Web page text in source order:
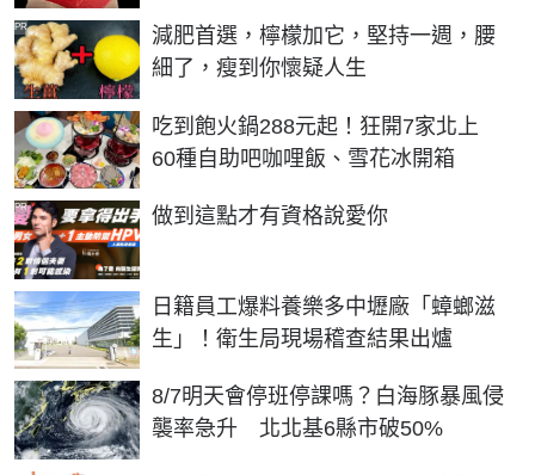
減肥首選，檸檬加它，堅持一週，腰
細了，瘦到你懷疑人生
PR
吃到飽火鍋288元起！狂開7家北上
60種自助吧咖哩飯、雪花冰開箱
做到這點才有資格說愛你
PR
日籍員工爆料養樂多中壢廠「蟑螂滋
生」！衛生局現場稽查結果出爐
8/7明天會停班停課嗎？白海豚暴風侵
襲率急升 北北基6縣市破50%